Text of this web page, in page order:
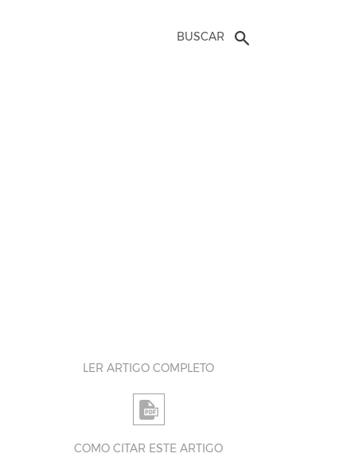
BUSCAR
LER ARTIGO COMPLETO
COMO CITAR ESTE ARTIGO